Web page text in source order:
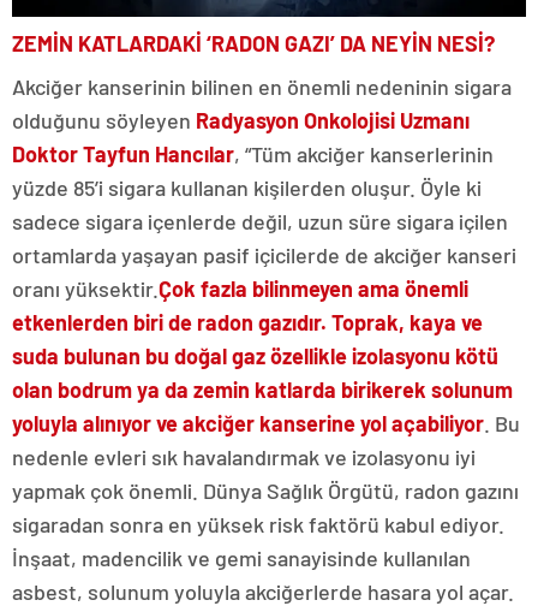
ZEMİN KATLARDAKİ ‘RADON GAZI’ DA NEYİN NESİ?
Akciğer kanserinin bilinen en önemli nedeninin sigara
olduğunu söyleyen Radyasyon Onkolojisi Uzmanı
Doktor Tayfun Hancılar, “Tüm akciğer kanserlerinin
yüzde 85’i sigara kullanan kişilerden oluşur. Öyle ki
sadece sigara içenlerde değil, uzun süre sigara içilen
ortamlarda yaşayan pasif içicilerde de akciğer kanseri
oranı yüksektir.Çok fazla bilinmeyen ama önemli
etkenlerden biri de radon gazıdır. Toprak, kaya ve
suda bulunan bu doğal gaz özellikle izolasyonu kötü
olan bodrum ya da zemin katlarda birikerek solunum
yoluyla alınıyor ve akciğer kanserine yol açabiliyor . Bu
nedenle evleri sık havalandırmak ve izolasyonu iyi
yapmak çok önemli. Dünya Sağlık Örgütü, radon gazını
sigaradan sonra en yüksek risk faktörü kabul ediyor.
İnşaat, madencilik ve gemi sanayisinde kullanılan
asbest, solunum yoluyla akciğerlerde hasara yol açar.